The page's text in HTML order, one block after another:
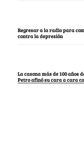
Regresar a la radio para
contra la depresión
La casona más de 100 años
Petro afinó su cara a cara